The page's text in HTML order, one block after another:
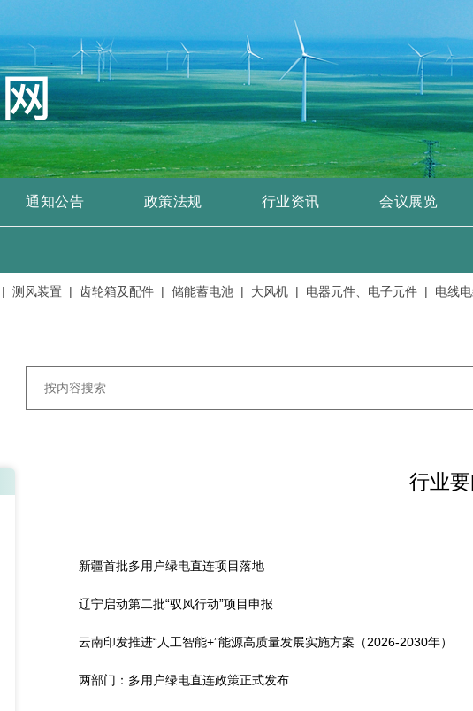
通知公告 政策法规 行业资讯 会议展览
测风装置 | 齿轮箱及配件 | 储能蓄电池 | 大风机 | 电器元件、电子元件 | 电线电缆
行业
新疆首批多用户绿电直连项目落地
辽宁启动第二批“驭风行动”项目申报
云南印发推进“人工智能+”能源高质量发展实施方案（2026-2030年）
两部门：多用户绿电直连政策正式发布